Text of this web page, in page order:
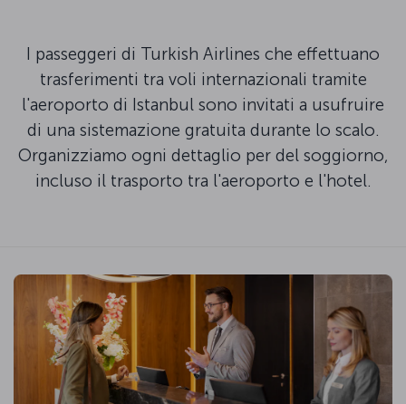
I passeggeri di Turkish Airlines che effettuano
trasferimenti tra voli internazionali tramite
l'aeroporto di Istanbul sono invitati a usufruire
di una sistemazione gratuita durante lo scalo.
Organizziamo ogni dettaglio per del soggiorno,
incluso il trasporto tra l'aeroporto e l'hotel.